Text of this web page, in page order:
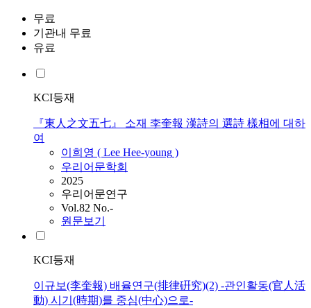
무료
기관내 무료
유료
KCI등재
『東人之文五七』 소재 李奎報 漢詩의 選詩 樣相에 대하
여
이희영 ( Lee Hee-young )
우리어문학회
2025
우리어문연구
Vol.82 No.-
원문보기
KCI등재
이규보(李奎報) 배율연구(排律硏究)(2) -관인활동(官人活
動) 시기(時期)를 중심(中心)으로-